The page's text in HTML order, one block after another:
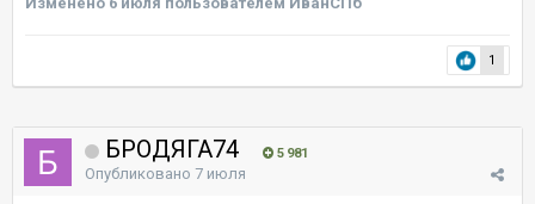
1
БРОДЯГА74 5 981
Опубликовано 7 июля